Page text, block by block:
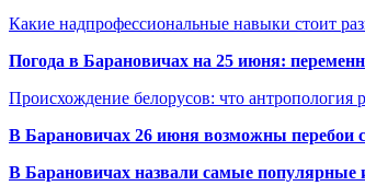
Какие надпрофессиональные навыки стоит
Погода в Барановичах на 25 июня:
Происхождение белорусов: что антропология
В Барановичах 26 июня возможны перебои
В Барановичах назвали самые популярные